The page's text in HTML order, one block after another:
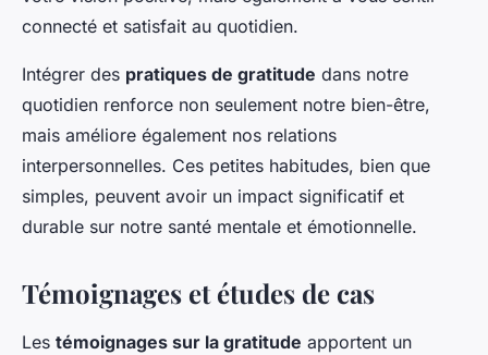
connecté et satisfait au quotidien.
Intégrer des pratiques de gratitude dans notre
quotidien renforce non seulement notre bien-être,
mais améliore également nos relations
interpersonnelles. Ces petites habitudes, bien que
simples, peuvent avoir un impact significatif et
durable sur notre santé mentale et émotionnelle.
Témoignages et études de cas
Les témoignages sur la gratitude apportent un